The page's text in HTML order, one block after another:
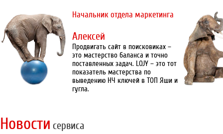
Начальник отдела маркетинга
Алексей
Продвигать сайт в поисковиках –
это мастерство баланса и точно
поставленных задач. LOJY – это тот
показатель мастерства по
выведению НЧ ключей в ТОП Яши и
гугла.
Новости сервиса